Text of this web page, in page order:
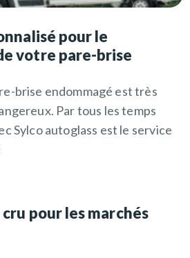
pour le
votre pare-brise
brise endommagé est très
Par tous les temps
Sylco autoglass est le service
pour les marchés